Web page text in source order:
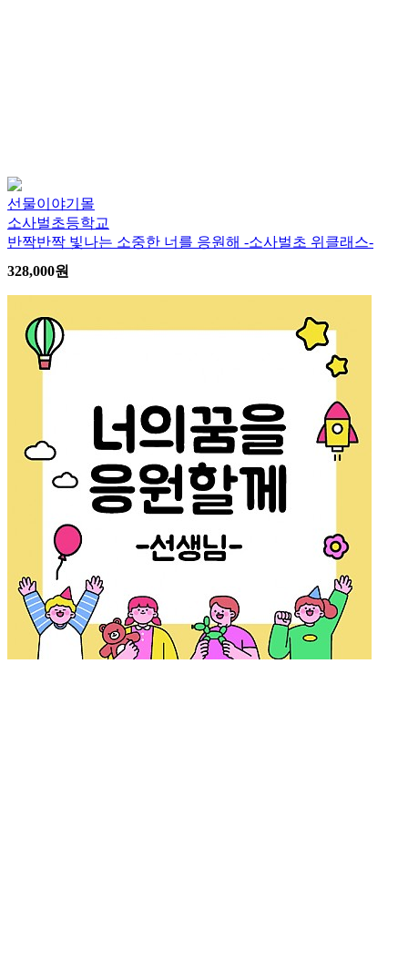
선물이야기몰
소사벌초등학교
반짝반짝 빛나는 소중한 너를 응원해 -소사벌초 위클래스-
328,000원